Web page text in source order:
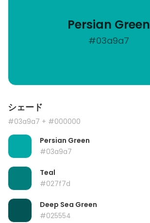
Persian Green
#03a9a7
シェード
#03a9a7 + #000000
Persian Green
#03a9a7
Teal
#027f7d
Deep Sea Green
#025554